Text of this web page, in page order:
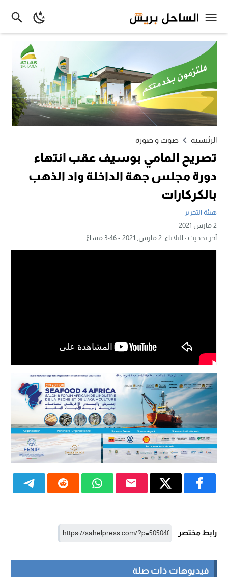
الرئيسية صوت و صورة
تصريح المامي بوسيف عقب انتهاء
دورة مجلس جهة الداخلة واد الذهب
بالكركارات
هيئة التحرير
2 مارس 2021
آخر تحديث :الثلاثاء, 2 مارس, 2021 - 3:46 مساءً
رابط مختصر
فيديوهات ذات صلة